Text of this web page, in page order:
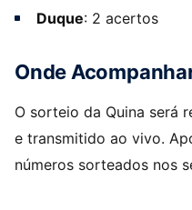
Duque: 2 acertos
Onde
O sorteio da Quina será
e transmitido ao vivo.
números sorteados nos